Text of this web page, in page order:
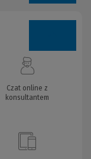
Czat online z
konsultantem